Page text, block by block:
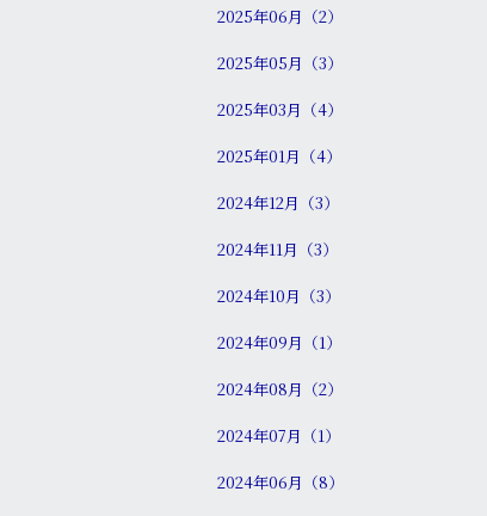
2025年06月（2）
2025年05月（3）
2025年03月（4）
2025年01月（4）
2024年12月（3）
2024年11月（3）
2024年10月（3）
2024年09月（1）
2024年08月（2）
2024年07月（1）
2024年06月（8）